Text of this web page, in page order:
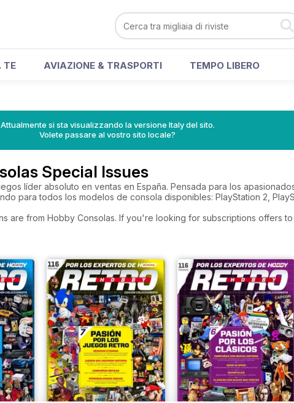
TE AVIAZIONE & TRASPORTI TEMPO LIBERO
Attualmente si sta visualizzando la versione Italy del sito.
Volete passare al vostro sito locale?
Special Issues
líder absoluto en ventas en España. Pensada para los
para todos los modelos de consola disponibles: PlayStation 2,
are from Hobby Consolas. If you're looking for subscriptions offers